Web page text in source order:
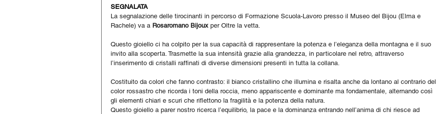
SEGNALATA
La segnalazione delle tirocinanti in percorso di Formazione Scuola-Lavoro presso il Museo del Bijou (Elma e
Rachele) va a Rosaromano Bijoux per Oltre la vetta.
Questo gioiello ci ha colpito per la sua capacità di rappresentare la potenza e l’eleganza della montagna e il suo
invito alla scoperta. Trasmette la sua intensità grazie alla grandezza, in particolare nel retro, attraverso
l’inserimento di cristalli raffinati di diverse dimensioni presenti in tutta la collana.
Costituito da colori che fanno contrasto: il bianco cristallino che illumina e risalta anche da lontano al contrario del
color rossastro che ricorda i toni della roccia, meno appariscente e dominante ma fondamentale, alternando così
gli elementi chiari e scuri che riflettono la fragilità e la potenza della natura.
Questo gioiello a parer nostro ricerca l’equilibrio, la pace e la dominanza entrando nell’anima di chi riesce ad